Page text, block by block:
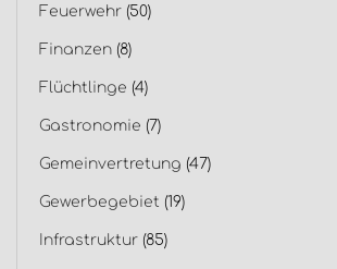
Feuerwehr (50)
Finanzen (8)
Flüchtlinge (4)
Gastronomie (7)
Gemeinvertretung (47)
Gewerbegebiet (19)
Infrastruktur (85)